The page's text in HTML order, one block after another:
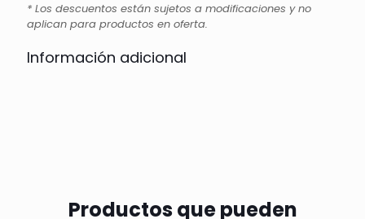
* Los descuentos están sujetos a modificaciones y no
aplican para productos en oferta.
Información adicional
Productos que pueden